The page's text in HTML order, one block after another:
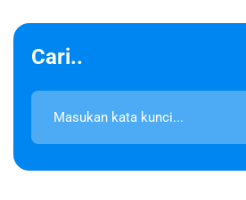
Cari..